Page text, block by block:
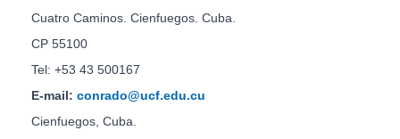
Cuatro Caminos. Cienfuegos. Cuba.
CP 55100
Tel: +53 43 500167
E-mail: conrado@ucf.edu.cu
Cienfuegos, Cuba.